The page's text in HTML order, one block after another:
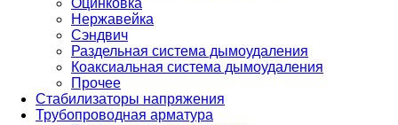
Оцинковка
Нержавейка
Сэндвич
Раздельная система дымоудаления
Коаксиальная система дымоудаления
Прочее
Стабилизаторы напряжения
Трубопроводная арматура